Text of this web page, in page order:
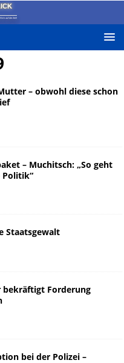
auf die Zeit!
– obwohl diese schon
– Muchitsch: „So geht
Staatsgewalt
bekräftigt Forderung
bei der Polizei –